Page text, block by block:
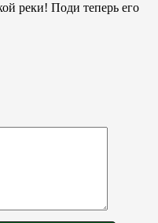
реки! Поди теперь его